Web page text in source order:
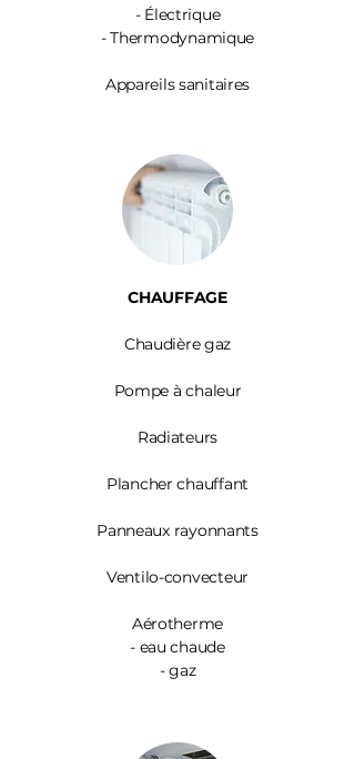
- Électrique
- Thermodynamique
Appareils sanitaires
CHAUFFAGE
Chaudière gaz
Pompe à chaleur
Radiateurs
Plancher chauffant
Panneaux rayonnants
Ventilo-convecteur
Aérotherme
- eau chaude
- gaz